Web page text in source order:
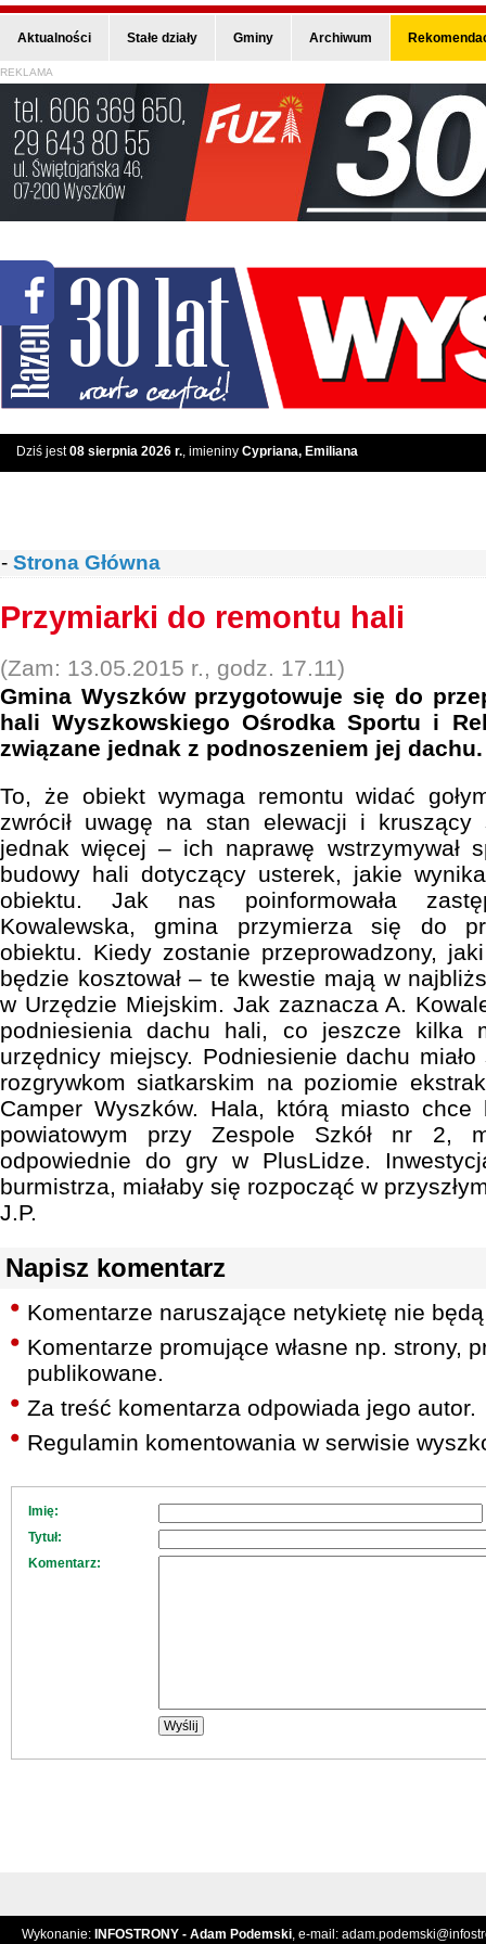
Aktualności Stałe działy Gminy Archiwum
REKLAMA
Dziś jest08 sierpnia 2026 r., imieniny Cypriana, Emiliana
- Strona Główna
Przymiarki do remontu hali
(Zam: 13.05.2015 r., godz. 17.11)
Gmina Wyszków przygotowuje się do
hali Wyszkowskiego Ośrodka Sportu i
związane jednak z podnoszeniem jej dachu.
To, że obiekt wymaga remontu widać
zwrócił uwagę na stan elewacji i
jednak więcej – ich naprawę wstrzymywał
budowy hali dotyczący usterek, jakie
obiektu. Jak nas poinformowała
Kowalewska, gmina przymierza się do
obiektu. Kiedy zostanie przeprowadzony,
będzie kosztował – te kwestie mają w
w Urzędzie Miejskim. Jak zaznacza A.
podniesienia dachu hali, co jeszcze kilka
urzędnicy miejscy. Podniesienie dachu
rozgrywkom siatkarskim na poziomie
Camper Wyszków. Hala, którą miasto chce
powiatowym przy Zespole Szkół nr 2,
odpowiednie do gry w PlusLidze.
burmistrza, miałaby się rozpocząć w
J.P.
Napisz komentarz
Komentarze naruszające netykietę nie
Komentarze promujące własne np. strony,
publikowane.
Za treść komentarza odpowiada jego autor.
Regulamin komentowania w serwisie
Imię:
Tytuł:
Komentarz:
Wykonanie: INFOSTRONY - Adam Podemski, e-mail: